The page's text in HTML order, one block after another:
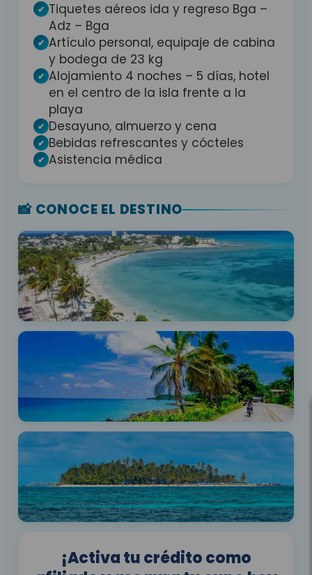
✔ Tiquetes aéreos ida y regreso Bga –
Adz – Bga
✔ Artículo personal, equipaje de cabina
y bodega de 23 kg
✔ Alojamiento 4 noches – 5 días, hotel
en el centro de la isla frente a la
playa
✔ Desayuno, almuerzo y cena
✔ Bebidas refrescantes y cócteles
✔ Asistencia médica
📸 CONOCE EL DESTINO
¡Activa tu crédito como